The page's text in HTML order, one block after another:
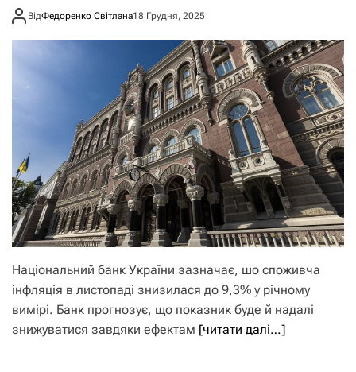
ВідФедоренко Світлана18 Грудня, 2025
Національний банк України зазначає, шо споживча
інфляція в листопаді знизилася до 9,3% у річному
вимірі. Банк прогнозує, що показник буде й надалі
знижуватися завдяки ефектам [читати далі…]